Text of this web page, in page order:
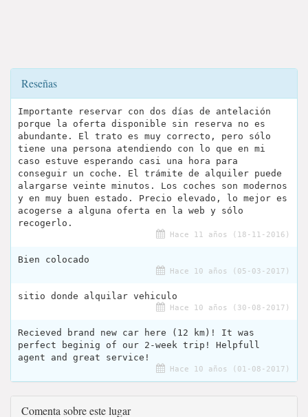
Reseñas
Importante reservar con dos días de antelación
porque la oferta disponible sin reserva no es
abundante. El trato es muy correcto, pero sólo
tiene una persona atendiendo con lo que en mi
caso estuve esperando casi una hora para
conseguir un coche. El trámite de alquiler puede
alargarse veinte minutos. Los coches son modernos
y en muy buen estado. Precio elevado, lo mejor es
acogerse a alguna oferta en la web y sólo
recogerlo.
Hace 11 años (18-11-2016)
Bien colocado
Hace 10 años (05-03-2017)
sitio donde alquilar vehiculo
Hace 10 años (30-08-2017)
Recieved brand new car here (12 km)! It was
perfect beginig of our 2-week trip! Helpfull
agent and great service!
Hace 10 años (01-08-2017)
Comenta sobre este lugar